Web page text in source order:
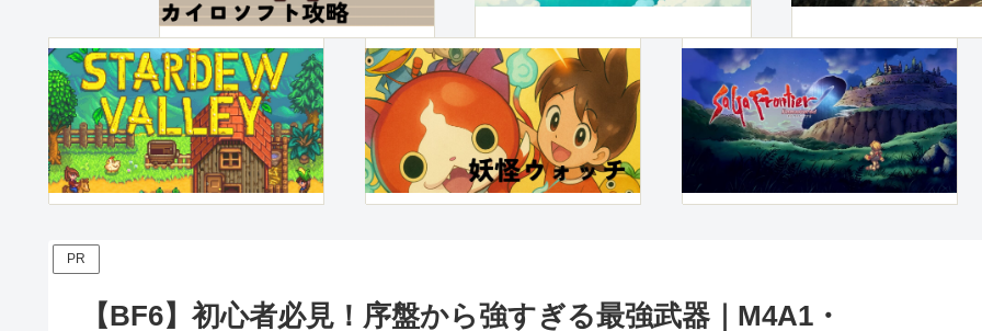
PR
【BF6】初心者必見！序盤から強すぎる最強武器｜M4A1・